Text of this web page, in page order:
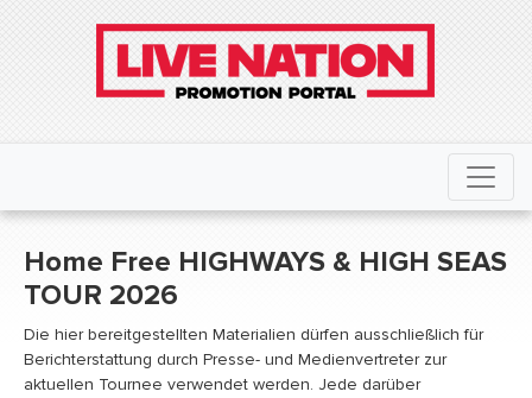
Home Free HIGHWAYS & HIGH SEAS
TOUR 2026
Die hier bereitgestellten Materialien dürfen ausschließlich für
Berichterstattung durch Presse- und Medienvertreter zur
aktuellen Tournee verwendet werden. Jede darüber